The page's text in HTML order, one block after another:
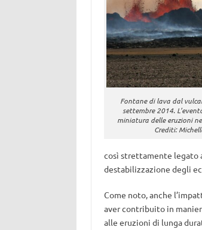
Fontane di lava dal
settembre 2014.
miniatura delle eruzioni
Crediti:
così strettamente legato
destabilizzazione degli
Come noto, anche
aver contribuito in
alle eruzioni di lunga